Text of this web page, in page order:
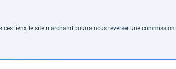
liens, le site marchand pourra nous reverser une commission.